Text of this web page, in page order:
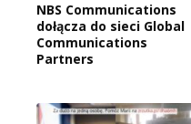
NBS Communications
dołącza do sieci Global
Communications
Partners